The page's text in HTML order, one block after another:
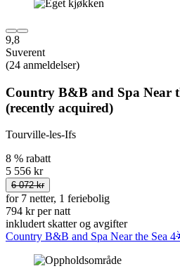
9,8
Suverent
(24 anmeldelser)
Country B&B and Spa Near
(recently acquired)
Tourville-les-Ifs
8 % rabatt
5 556 kr
6 072 kr
for 7 netter, 1 feriebolig
794 kr per natt
inkludert skatter og avgifter
Country B&B and Spa Near the Sea